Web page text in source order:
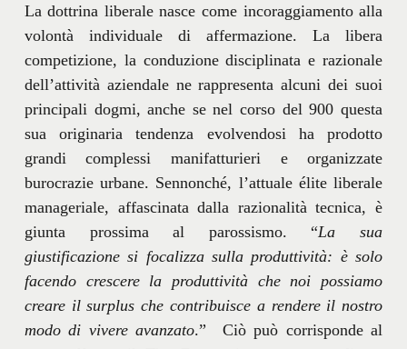
La dottrina liberale nasce come incoraggiamento alla
volontà individuale di affermazione. La libera
competizione, la conduzione disciplinata e razionale
dell’attività aziendale ne rappresenta alcuni dei suoi
principali dogmi, anche se nel corso del 900 questa
sua originaria tendenza evolvendosi ha prodotto
grandi complessi manifatturieri e organizzate
burocrazie urbane. Sennonché, l’attuale élite liberale
manageriale, affascinata dalla razionalità tecnica, è
giunta prossima al parossismo. “La sua
giustificazione si focalizza sulla produttività: è solo
facendo crescere la produttività che noi possiamo
creare il surplus che contribuisce a rendere il nostro
modo di vivere avanzato.” Ciò può corrisponde al